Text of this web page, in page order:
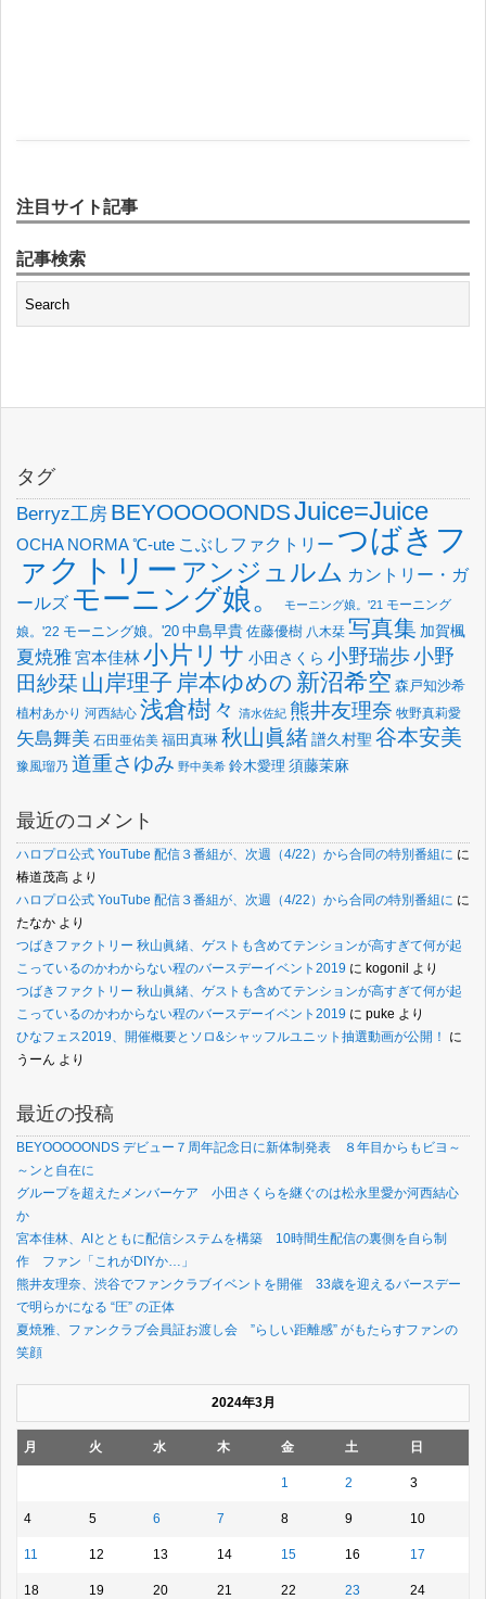
注目サイト記事
記事検索
タグ
Berryz工房 BEYOOOOONDSJuice=Juice
OCHA NORMA℃-ute こぶしファクトリー つばきフ
ァクトリー アンジュルム カントリー・ガ
ールズ モーニング娘。 モーニング娘。'21 モーニング
娘。'22 モーニング娘。'20 中島早貴 佐藤優樹 八木栞 写真集 加賀楓
夏焼雅宮本佳林小片リサ 小田さくら 小野瑞歩小野
田紗栞 山岸理子 岸本ゆめの 新沼希空 森戸知沙希
植村あかり 河西結心 浅倉樹々 清水佐紀 熊井友理奈 牧野真莉愛
矢島舞美 石田亜佑美 福田真琳 秋山眞緒譜久村聖 谷本安美
豫風瑠乃 道重さゆみ 野中美希 鈴木愛理 須藤茉麻
最近のコメント
ハロプロ公式 YouTube 配信３番組が、次週（4/22）から合同の特別番組に に
椿道茂高 より
ハロプロ公式 YouTube 配信３番組が、次週（4/22）から合同の特別番組に に
たなか より
つばきファクトリー 秋山眞緒、ゲストも含めてテンションが高すぎて何が起
こっているのかわからない程のバースデーイベント2019 に kogonil より
つばきファクトリー 秋山眞緒、ゲストも含めてテンションが高すぎて何が起
こっているのかわからない程のバースデーイベント2019 に puke より
ひなフェス2019、開催概要とソロ&シャッフルユニット抽選動画が公開！
に
うーん より
最近の投稿
BEYOOOOONDS デビュー７周年記念日に新体制発表 ８年目からもビヨ～
～ンと自在に
グループを超えたメンバーケア 小田さくらを継ぐのは松永里愛か河西結心
か
宮本佳林、AIとともに配信システムを構築 10時間生配信の裏側を自ら制
作 ファン「これがDIYか…」
熊井友理奈、渋谷でファンクラブイベントを開催 33歳を迎えるバースデー
で明らかになる “圧” の正体
夏焼雅、ファンクラブ会員証お渡し会 ”らしい距離感” がもたらすファンの
笑顔
2024年3月
月 火 水 木 金 土 日
1 2 3
4 5 6 7 8 9 10
11 12 13 14 15 16 17
18 19 20 21 22 23 24